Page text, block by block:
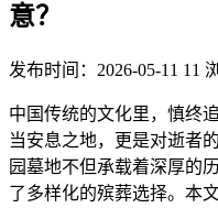
意？
发布时间：2026-05-11 11
中国传统的文化里，慎终
当安息之地，更是对逝者
园墓地不但承载着深厚的
了多样化的殡葬选择。本